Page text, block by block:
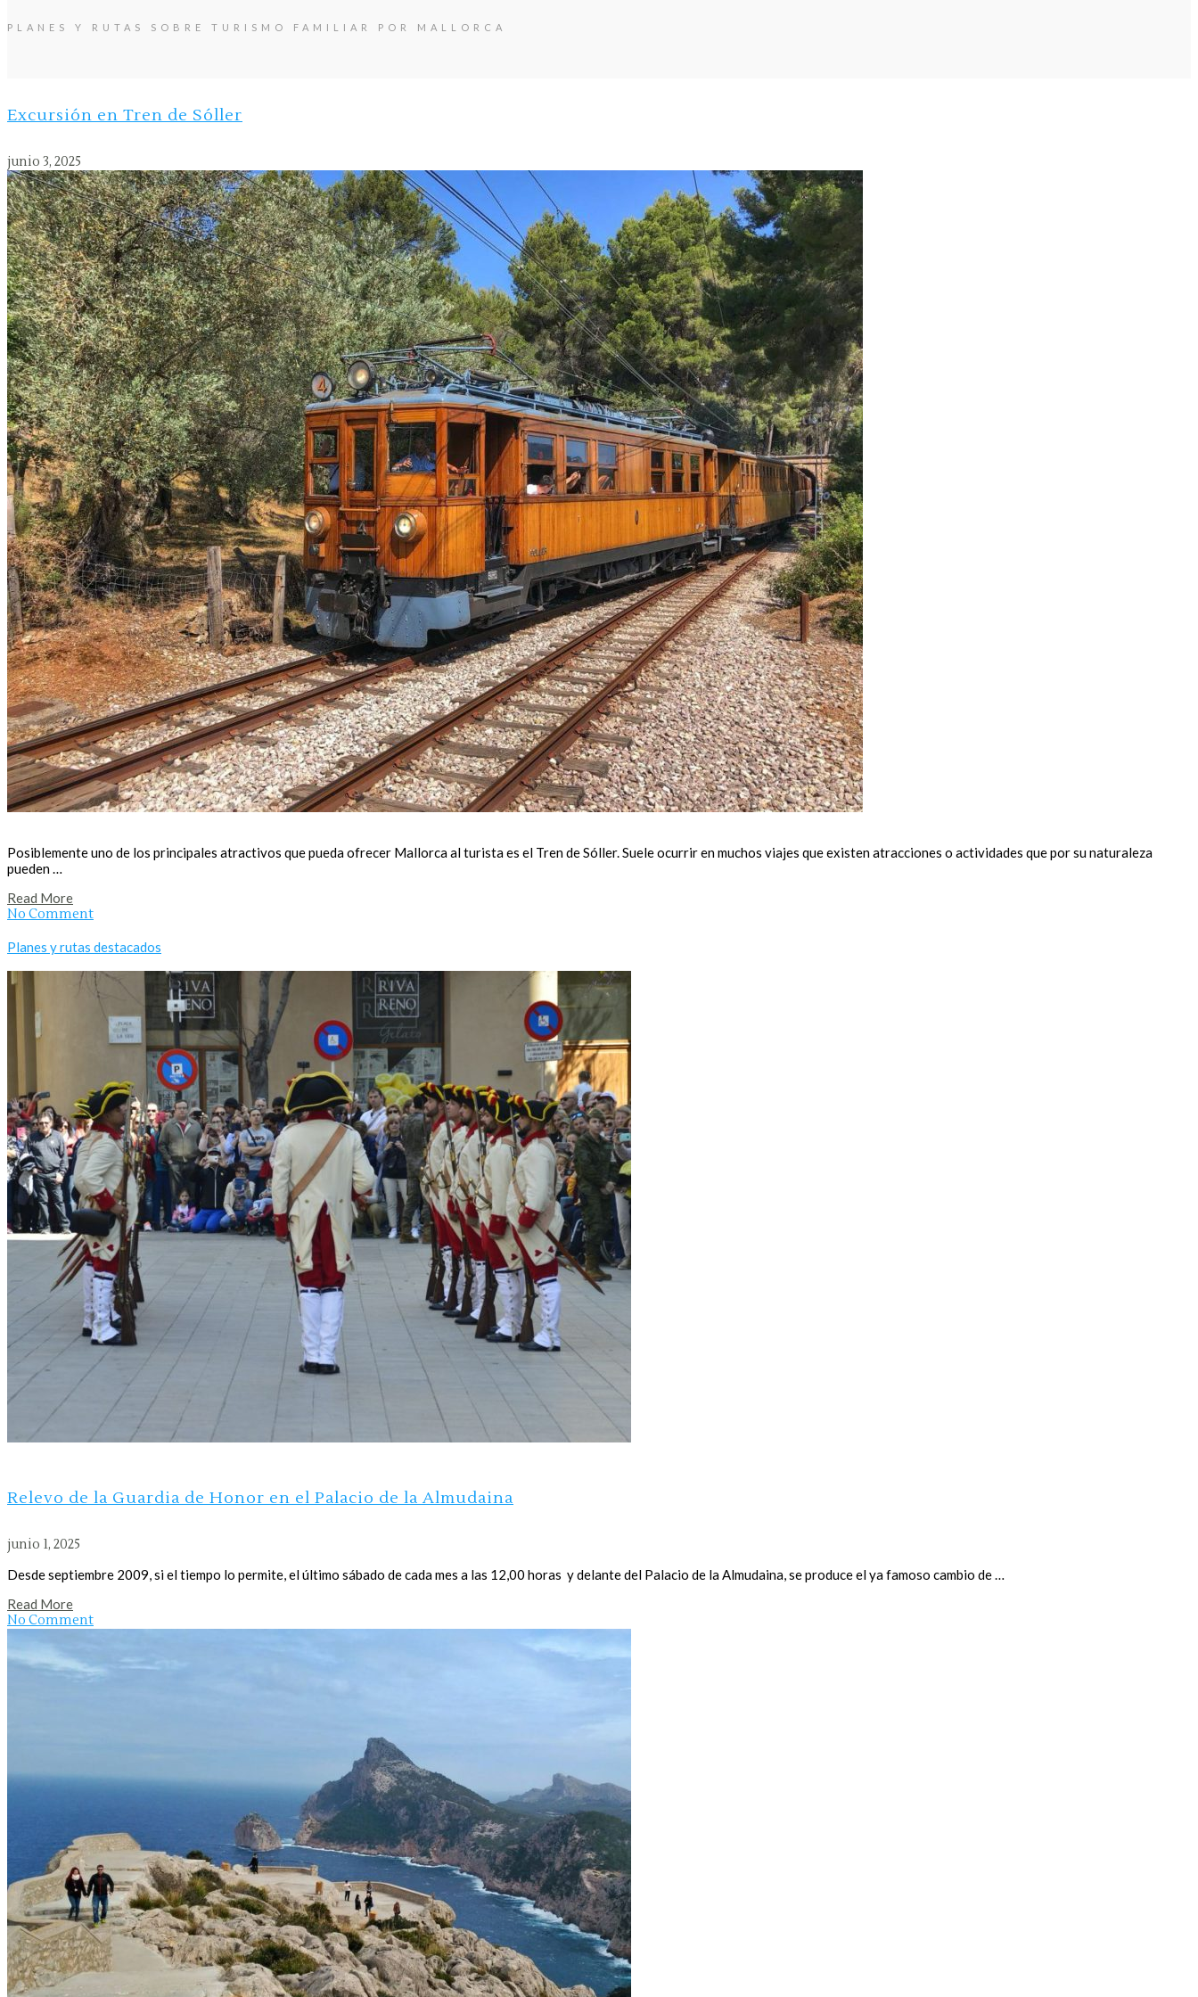
PLANES Y RUTAS SOBRE TURISMO FAMILIAR POR MALLORCA
Excursión en Tren de Sóller
junio 3, 2025
Posiblemente uno de los principales atractivos que pueda ofrecer Mallorca al turista es el Tren de Sóller. Suele ocurrir en muchos viajes que existen atracciones o actividades que por su naturaleza
pueden …
Read More
No Comment
Planes y rutas destacados
Relevo de la Guardia de Honor en el Palacio de la Almudaina
junio 1, 2025
Desde septiembre 2009, si el tiempo lo permite, el último sábado de cada mes a las 12,00 horas y delante del Palacio de la Almudaina, se produce el ya famoso cambio de …
Read More
No Comment